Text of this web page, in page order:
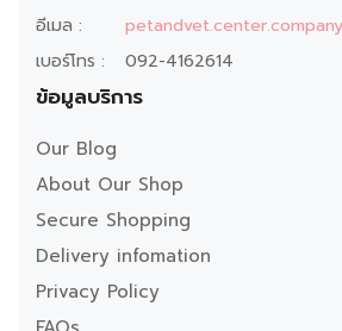
อีเมล :
เบอร์โทร :
092-4162614
ข้อมูลบริการ
Our Blog
About Our Shop
Secure Shopping
Delivery infomation
Privacy Policy